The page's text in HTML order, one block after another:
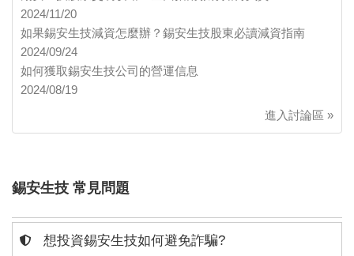
2024/11/20
如果錫安生技減資怎麼辦？錫安生技股東必讀減資指南
2024/09/24
如何獲取錫安生技公司的營運信息
2024/08/19
進入討論區 »
錫安生技 常見問題
想投資錫安生技如何避免詐騙?